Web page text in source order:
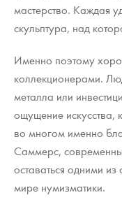
мастерство. Каждая
скульптура, над
Именно поэтому
коллекционерами.
металла или
ощущение искусства,
во многом именно
Саммерс,
оставаться одними
мире нумизматики.